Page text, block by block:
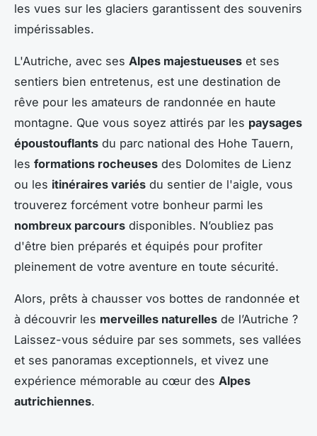
les vues sur les glaciers garantissent des souvenirs
impérissables.
L'Autriche, avec ses Alpes majestueuses et ses
sentiers bien entretenus, est une destination de
rêve pour les amateurs de randonnée en haute
montagne. Que vous soyez attirés par les paysages
époustouflants du parc national des Hohe Tauern,
les formations rocheuses des Dolomites de Lienz
ou les itinéraires variés du sentier de l'aigle, vous
trouverez forcément votre bonheur parmi les
nombreux parcours disponibles. N’oubliez pas
d'être bien préparés et équipés pour profiter
pleinement de votre aventure en toute sécurité.
Alors, prêts à chausser vos bottes de randonnée et
à découvrir les merveilles naturelles de l’Autriche ?
Laissez-vous séduire par ses sommets, ses vallées
et ses panoramas exceptionnels, et vivez une
expérience mémorable au cœur des Alpes
autrichiennes.